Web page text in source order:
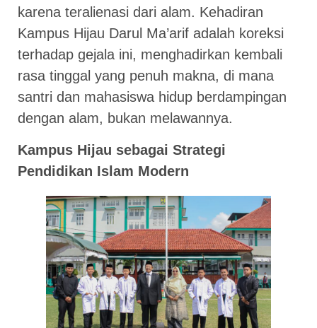
karena teralienasi dari alam. Kehadiran
Kampus Hijau Darul Ma’arif adalah koreksi
terhadap gejala ini, menghadirkan kembali
rasa tinggal yang penuh makna, di mana
santri dan mahasiswa hidup berdampingan
dengan alam, bukan melawannya.
Kampus Hijau sebagai Strategi
Pendidikan Islam Modern